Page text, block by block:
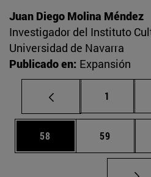
Juan Diego Molina Méndez
Investigador del Instituto
Universidad de Navarra
Publicado en: Expansión
Página
1
Página
58 Página
59